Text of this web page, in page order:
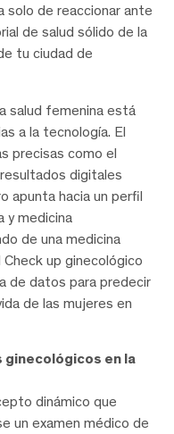
de reaccionar ante
de salud sólido de la
tu ciudad de
salud femenina está
a la tecnología. El
precisas como el
digitales
apunta hacia un perfil
y medicina
de una medicina
up ginecológico
de datos para predecir
de las mujeres en
ginecológicos en la
dinámico que
un examen médico de